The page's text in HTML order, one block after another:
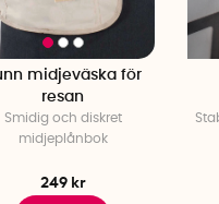
midjeväska för
resan
Smidig och diskret
midjeplånbok
249 kr